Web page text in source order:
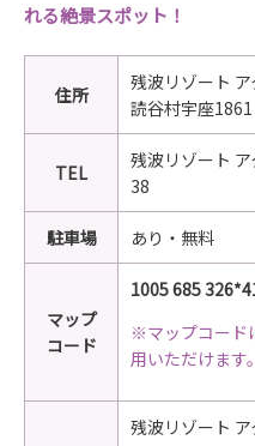
れる絶景スポット！
住所
残波リゾート
読谷村宇座1861
TEL
残波リゾート
38
駐車場 あり・無料
マップ
コード
1005 685
※マップコード
用いただけます。
残波リゾート